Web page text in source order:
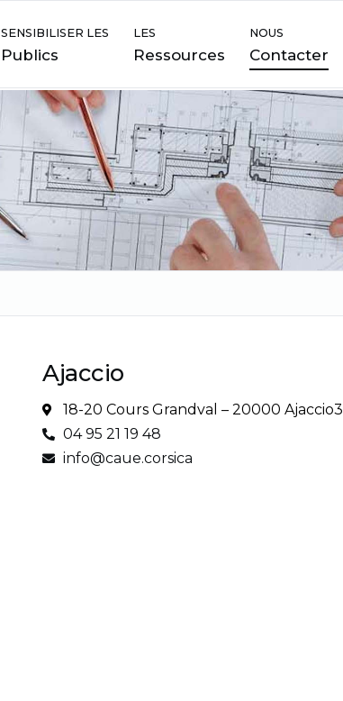
SENSIBILISER LES
Publics
LES
Ressources
NOUS
Contacter
Ajaccio
18-20 Cours Grandval – 20000 Ajaccio3
04 95 21 19 48
info@caue.corsica